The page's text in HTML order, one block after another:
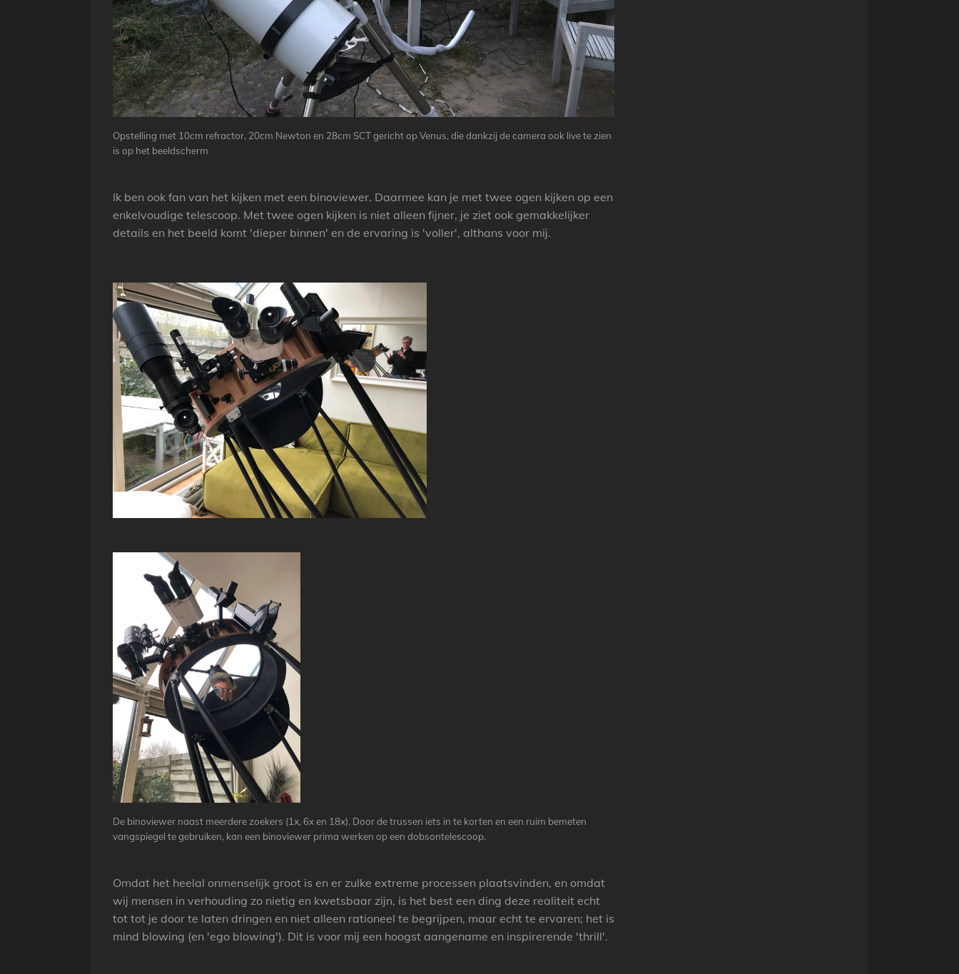
Opstelling met 10cm refractor, 20cm Newton en 28cm SCT gericht op Venus, die dankzij de camera ook live te zien
is op het beeldscherm
Ik ben ook fan van het kijken met een binoviewer. Daarmee kan je met twee ogen kijken op een
enkelvoudige telescoop. Met twee ogen kijken is niet alleen fijner, je ziet ook gemakkelijker
details en het beeld komt 'dieper binnen' en de ervaring is 'voller', althans voor mij.
De binoviewer naast meerdere zoekers (1x, 6x en 18x). Door de trussen iets in te korten en een ruim bemeten
vangspiegel te gebruiken, kan een binoviewer prima werken op een dobsontelescoop.
Omdat het heelal onmenselijk groot is en er zulke extreme processen plaatsvinden, en omdat
wij mensen in verhouding zo nietig en kwetsbaar zijn, is het best een ding deze realiteit echt
tot tot je door te laten dringen en niet alleen rationeel te begrijpen, maar echt te ervaren; het is
mind blowing (en 'ego blowing'). Dit is voor mij een hoogst aangename en inspirerende 'thrill'.